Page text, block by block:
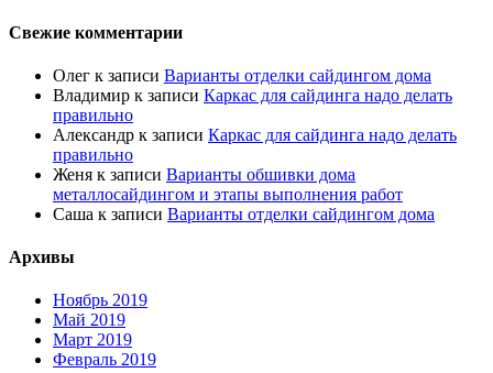
Свежие комментарии
Олег к записи Варианты отделки сайдингом дома
Владимир к записи Каркас для сайдинга надо делать
правильно
Александр к записи Каркас для сайдинга надо делать
правильно
Женя к записи Варианты обшивки дома
металлосайдингом и этапы выполнения работ
Саша к записи Варианты отделки сайдингом дома
Архивы
Ноябрь 2019
Май 2019
Март 2019
Февраль 2019